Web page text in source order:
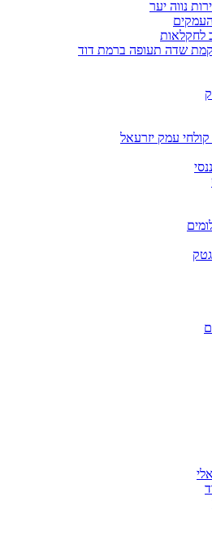
נווה יער
לחקלאות
שדה תעופה ברמת דוד
עמק יזרעאל